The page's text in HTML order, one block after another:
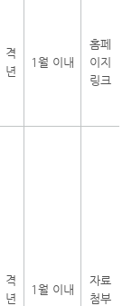
격
년
1월 이내
홈페
이지
링크
격
년
1월 이내
자료
첨부